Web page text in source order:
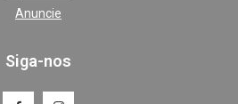
Anuncie
Siga-nos